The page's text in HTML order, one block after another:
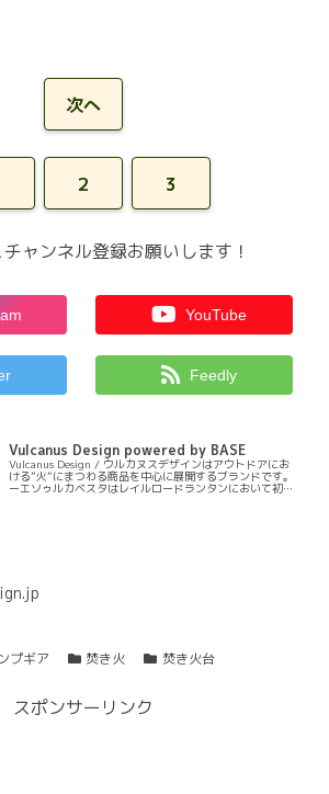
次へ
2 3
ャンネル登録お願いします！
YouTube
Feedly
Vulcanus Design powered by BASE
Vulcanus Design / ウルカヌスデザインはアウトドアにお
ける”火”にまつわる商品を中心に展開するブランドです。
ーエソゥルカベスタはレイルロードランタンにおいて初の
プギア 焚き火 焚き火台
スポンサーリンク